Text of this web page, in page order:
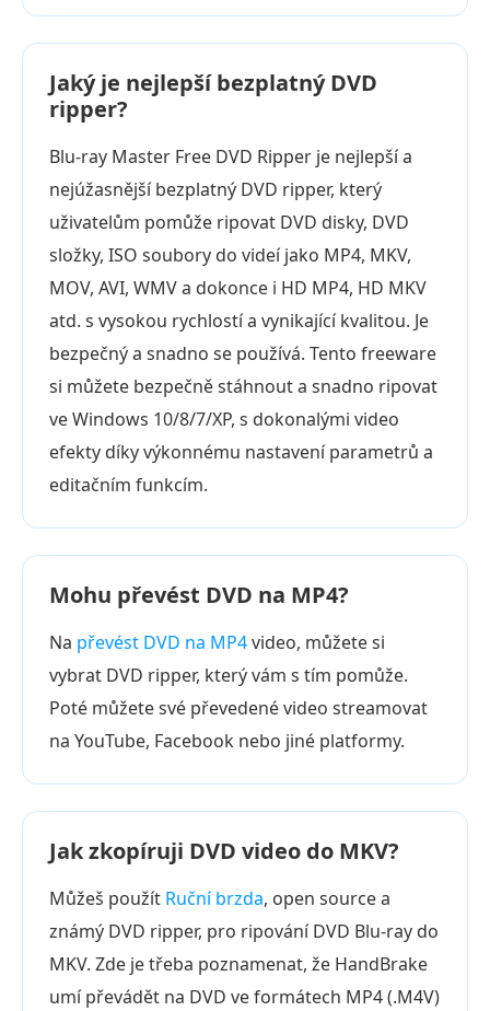
Jaký je nejlepší bezplatný DVD
ripper?
Blu-ray Master Free DVD Ripper je nejlepší a
nejúžasnější bezplatný DVD ripper, který
uživatelům pomůže ripovat DVD disky, DVD
složky, ISO soubory do videí jako MP4, MKV,
MOV, AVI, WMV a dokonce i HD MP4, HD MKV
atd. s vysokou rychlostí a vynikající kvalitou. Je
bezpečný a snadno se používá. Tento freeware
si můžete bezpečně stáhnout a snadno ripovat
ve Windows 10/8/7/XP, s dokonalými video
efekty díky výkonnému nastavení parametrů a
editačním funkcím.
Mohu převést DVD na MP4?
Na převést DVD na MP4video, můžete si
vybrat DVD ripper, který vám s tím pomůže.
Poté můžete své převedené video streamovat
na YouTube, Facebook nebo jiné platformy.
Jak zkopíruji DVD video do MKV?
Můžeš použít Ruční brzda, open source a
známý DVD ripper, pro ripování DVD Blu-ray do
MKV. Zde je třeba poznamenat, že HandBrake
umí převádět na DVD ve formátech MP4 (.M4V)